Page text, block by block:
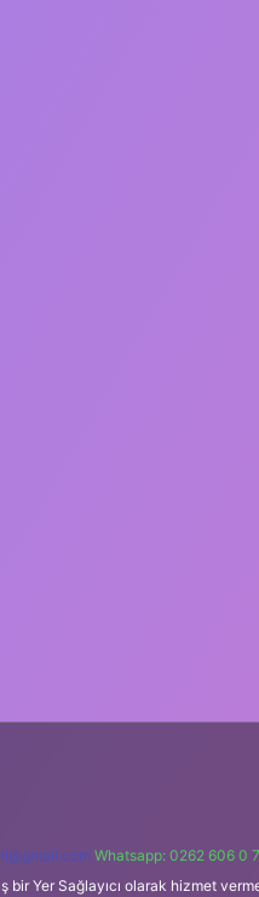
Whatsapp: 0262 606 0
bir Yer Sağlayıcı olarak hizmet